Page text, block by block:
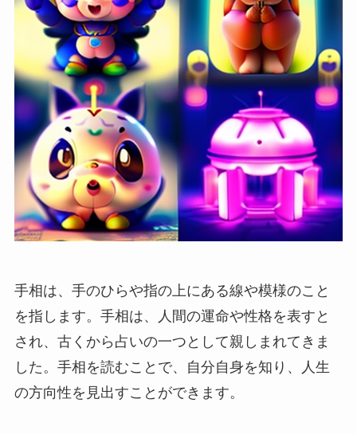
手相は、手のひらや指の上にある線や模様のこと
を指します。手相は、人間の運命や性格を表すと
され、古くから占いの一つとして親しまれてきま
した。手相を読むことで、自分自身を知り、人生
の方向性を見出すことができます。